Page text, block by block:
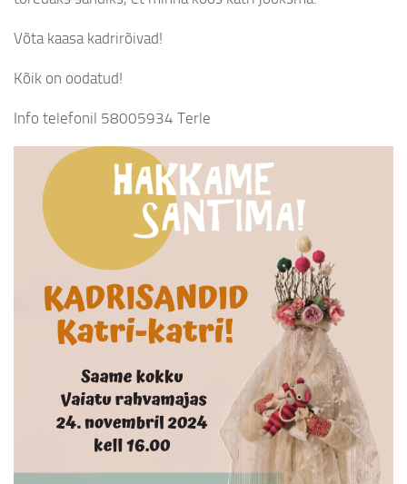
Võta kaasa kadrirõivad!
Kõik on oodatud!
Info telefonil 58005934 Terle